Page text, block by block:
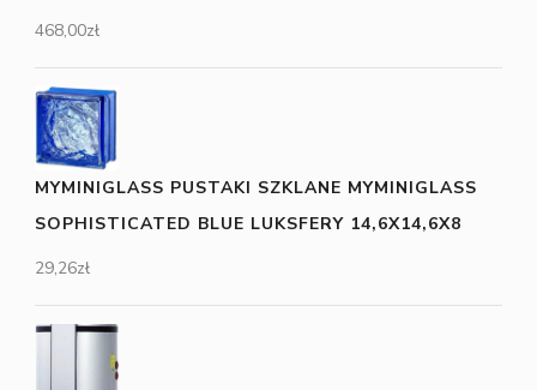
468,00zł
MYMINIGLASS PUSTAKI SZKLANE MYMINIGLASS
SOPHISTICATED BLUE LUKSFERY 14,6X14,6X8
29,26zł